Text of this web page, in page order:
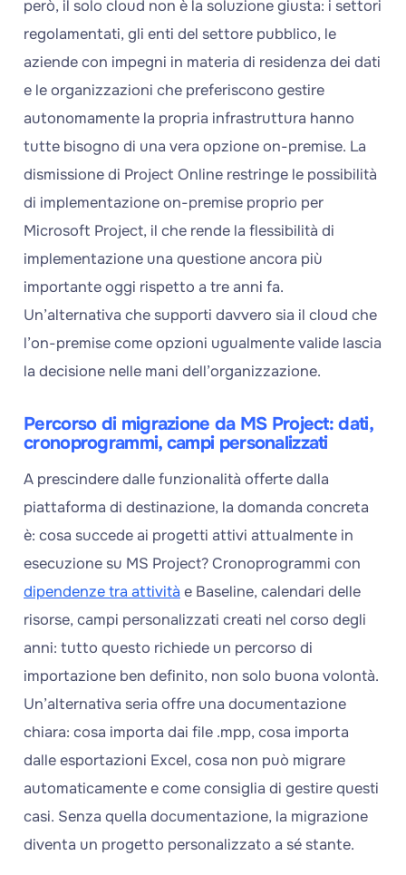
però, il solo cloud non è la soluzione giusta: i settori
regolamentati, gli enti del settore pubblico, le
aziende con impegni in materia di residenza dei dati
e le organizzazioni che preferiscono gestire
autonomamente la propria infrastruttura hanno
tutte bisogno di una vera opzione on-premise. La
dismissione di Project Online restringe le possibilità
di implementazione on-premise proprio per
Microsoft Project, il che rende la flessibilità di
implementazione una questione ancora più
importante oggi rispetto a tre anni fa.
Un’alternativa che supporti davvero sia il cloud che
l’on-premise come opzioni ugualmente valide lascia
la decisione nelle mani dell’organizzazione.
Percorso di migrazione da MS Project: dati,
cronoprogrammi, campi personalizzati
A prescindere dalle funzionalità offerte dalla
piattaforma di destinazione, la domanda concreta
è: cosa succede ai progetti attivi attualmente in
esecuzione su MS Project? Cronoprogrammi con
dipendenze tra attività e Baseline, calendari delle
risorse, campi personalizzati creati nel corso degli
anni: tutto questo richiede un percorso di
importazione ben definito, non solo buona volontà.
Un’alternativa seria offre una documentazione
chiara: cosa importa dai file .mpp, cosa importa
dalle esportazioni Excel, cosa non può migrare
automaticamente e come consiglia di gestire questi
casi. Senza quella documentazione, la migrazione
diventa un progetto personalizzato a sé stante.